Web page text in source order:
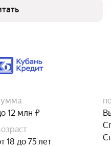
12 млн ₽
18 до 75 лет